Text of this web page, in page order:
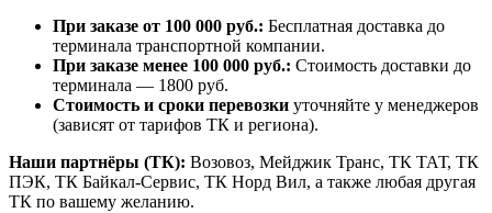
При заказе от 100 000 руб.: Бесплатная доставка до
терминала транспортной компании.
При заказе менее 100 000 руб.: Стоимость доставки до
терминала — 1800 руб.
Стоимость и сроки перевозки уточняйте у менеджеров
(зависят от тарифов ТК и региона).
Наши партнёры (ТК): Возовоз, Мейджик Транс, ТК ТАТ, ТК
ПЭК, ТК Байкал-Сервис, ТК Норд Вил, а также любая другая
ТК по вашему желанию.